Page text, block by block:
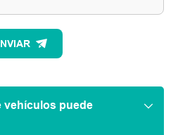
vehículos puede